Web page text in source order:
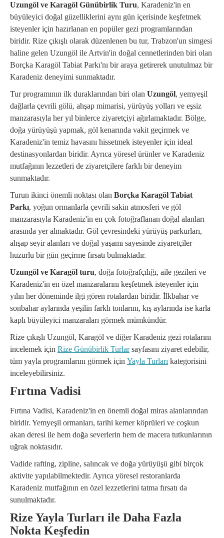
Uzungöl ve Karagöl Günübirlik Turu, Karadeniz'in en
büyüleyici doğal güzelliklerini aynı gün içerisinde keşfetmek
isteyenler için hazırlanan en popüler gezi programlarından
biridir. Rize çıkışlı olarak düzenlenen bu tur, Trabzon'un simgesi
haline gelen Uzungöl ile Artvin'in doğal cennetlerinden biri olan
Borçka Karagöl Tabiat Parkı'nı bir araya getirerek unutulmaz bir
Karadeniz deneyimi sunmaktadır.
Tur programının ilk duraklarından biri olan Uzungöl, yemyeşil
dağlarla çevrili gölü, ahşap mimarisi, yürüyüş yolları ve eşsiz
manzarasıyla her yıl binlerce ziyaretçiyi ağırlamaktadır. Bölge,
doğa yürüyüşü yapmak, göl kenarında vakit geçirmek ve
Karadeniz'in temiz havasını hissetmek isteyenler için ideal
destinasyonlardan biridir. Ayrıca yöresel ürünler ve Karadeniz
mutfağının lezzetleri de ziyaretçilere farklı bir deneyim
sunmaktadır.
Turun ikinci önemli noktası olan Borçka Karagöl Tabiat
Parkı, yoğun ormanlarla çevrili sakin atmosferi ve göl
manzarasıyla Karadeniz'in en çok fotoğraflanan doğal alanları
arasında yer almaktadır. Göl çevresindeki yürüyüş parkurları,
ahşap seyir alanları ve doğal yaşamı sayesinde ziyaretçiler
huzurlu bir gün geçirme fırsatı bulmaktadır.
Uzungöl ve Karagöl turu, doğa fotoğrafçılığı, aile gezileri ve
Karadeniz'in en özel manzaralarını keşfetmek isteyenler için
yılın her döneminde ilgi gören rotalardan biridir. İlkbahar ve
sonbahar aylarında yeşilin farklı tonlarını, kış aylarında ise karla
kaplı büyüleyici manzaraları görmek mümkündür.
Rize çıkışlı Uzungöl, Karagöl ve diğer Karadeniz gezi rotalarını
incelemek için Rize Günübirlik Turlarsayfasını ziyaret edebilir,
tüm yayla programlarını görmek için Yayla Turları kategorisini
inceleyebilirsiniz.
Fırtına Vadisi
Fırtına Vadisi, Karadeniz'in en önemli doğal miras alanlarından
biridir. Yemyeşil ormanları, tarihi kemer köprüleri ve coşkun
akan deresi ile hem doğa severlerin hem de macera tutkunlarının
uğrak noktasıdır.
Vadide rafting, zipline, salıncak ve doğa yürüyüşü gibi birçok
aktivite yapılabilmektedir. Ayrıca yöresel restoranlarda
Karadeniz mutfağının en özel lezzetlerini tatma fırsatı da
sunulmaktadır.
Rize Yayla Turları ile Daha Fazla
Nokta Keşfedin